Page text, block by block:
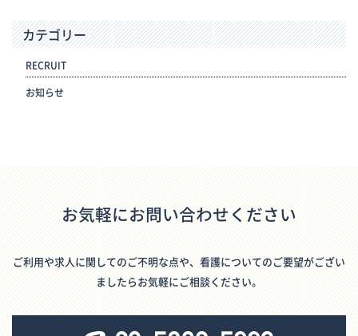
カテゴリー
RECRUIT
お知らせ
お気軽にお問い合わせください
ご利用や求人に関してのご不明な点や、看護についてのご要望がござい
ましたらお気軽にご相談ください。